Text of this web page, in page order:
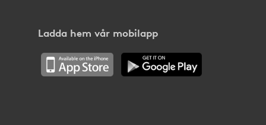
Ladda hem vår mobilapp